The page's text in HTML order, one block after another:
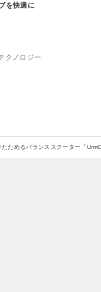
を快適に
クノロジー
ためるバランススクーター「